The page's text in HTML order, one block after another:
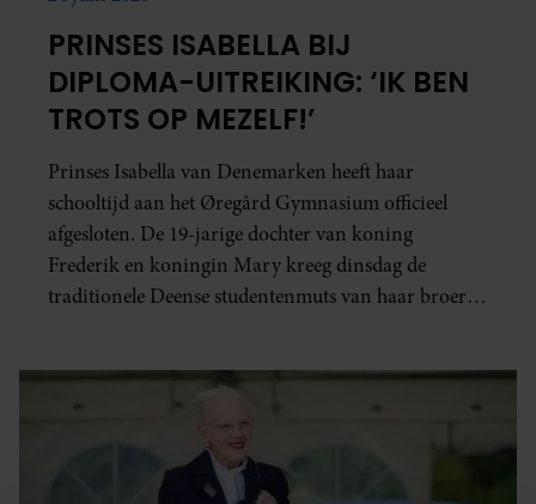
PRINSES ISABELLA BIJ
DIPLOMA-UITREIKING: ‘IK BEN
TROTS OP MEZELF!’
Prinses Isabella van Denemarken heeft haar
schooltijd aan het Øregård Gymnasium officieel
afgesloten. De 19-jarige dochter van koning
Frederik en koningin Mary kreeg dinsdag de
traditionele Deense studentenmuts van haar broer,